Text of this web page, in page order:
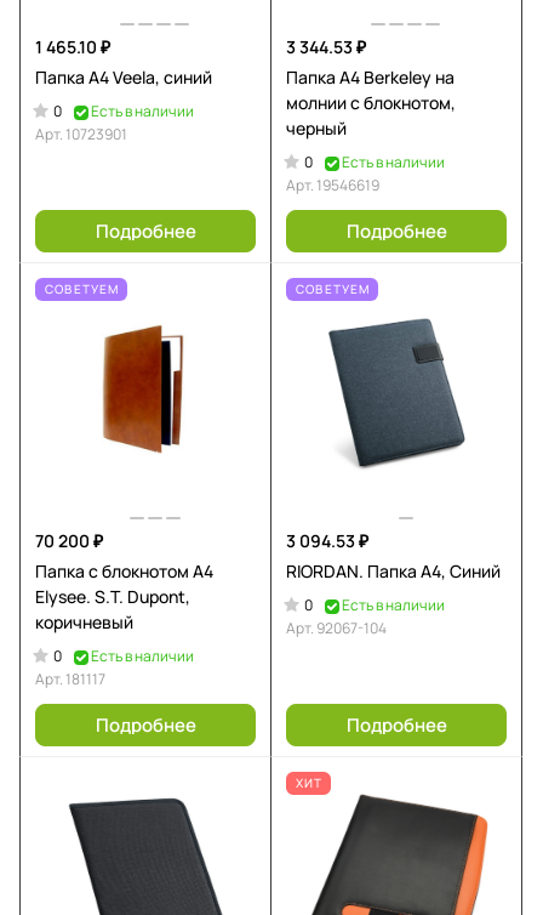
1 465.10 ₽
Папка A4 Veela, синий
0
Есть в наличии
Арт. 10723901
Подробнее
3 344.53 ₽
Папка А4 Berkeley на
молнии с блокнотом,
черный
0
Есть в наличии
Арт. 19546619
Подробнее
СОВЕТУЕМ
70 200 ₽
Папка с блокнотом А4
Elysee. S.T. Dupont,
коричневый
0
Есть в наличии
Арт. 181117
Подробнее
СОВЕТУЕМ
3 094.53 ₽
RIORDAN. Папка A4, Синий
0
Есть в наличии
Арт. 92067-104
Подробнее
ХИТ